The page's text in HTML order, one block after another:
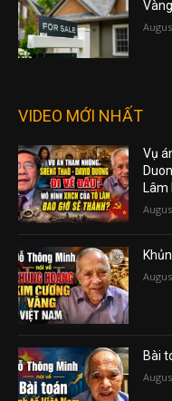
VIDEO MỚI NHẤT
Vụ
Lâm
Bài